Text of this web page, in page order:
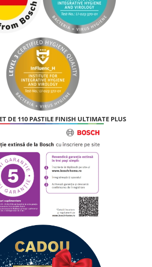
DE 110 PASTILE FINISH ULTIMATE PLUS